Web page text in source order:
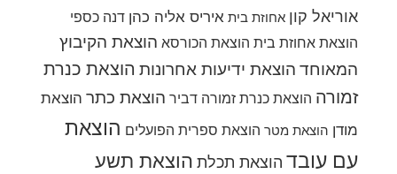
אוריאל קון אחוזת בית איריס אליה כהן דנה כספי
הוצאת אחוזת בית הוצאת הכורסא הוצאת הקיבוץ
המאוחד הוצאת ידיעות אחרונות הוצאת כנרת
זמורה הוצאת כנרת זמורה דביר הוצאת כתר הוצאת
מודן הוצאת מטר הוצאת ספרית הפועלים הוצאת
עם עובד הוצאת תכלת הוצאת תשע